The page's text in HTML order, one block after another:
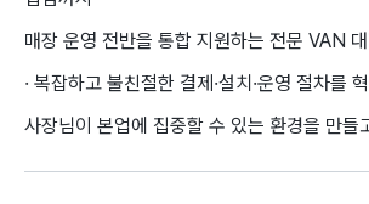
매장 운영 전반을 통합 지원하는 전문 VAN
· 복잡하고 불친절한 결제·설치·운영 절차를
사장님이 본업에 집중할 수 있는 환경을 만들